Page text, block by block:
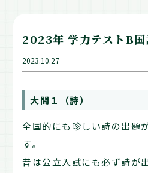
2023年 学力テストB国
2023.10.27
大問１（詩）
全国的にも珍しい詩の出題
す。
昔は公立入試にも必ず詩が